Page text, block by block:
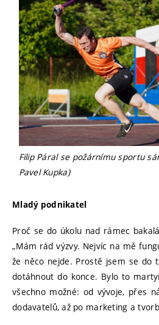
Filip Páral se požárnímu sportu
Pavel Kupka)
Mladý podnikatel
Proč se do úkolu nad rámec
„Mám rád výzvy. Nejvíc na mě
že něco nejde. Prostě jsem se do
dotáhnout do konce. Bylo to
všechno možné: od vývoje, přes
dodavatelů, až po marketing a